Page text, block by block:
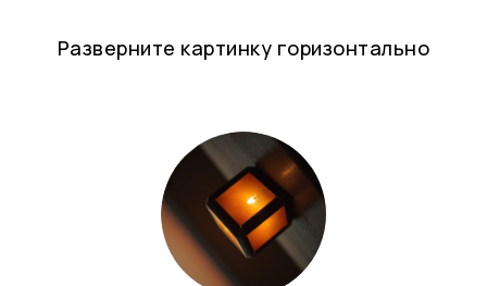
Разверните картинку горизонтально